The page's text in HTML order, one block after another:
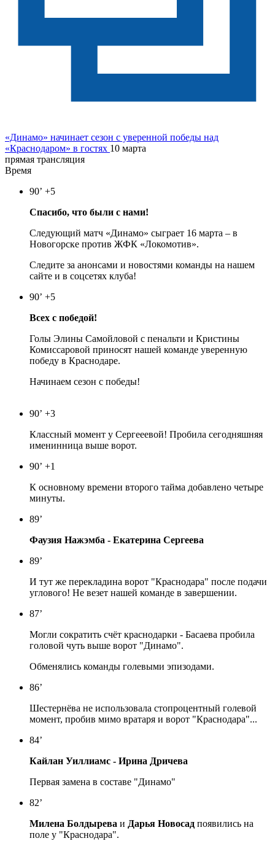
«Динамо» начинает сезон с уверенной победы над
«Краснодаром» в гостях 10 марта
прямая трансляция
Время
90’ +5
Спасибо, что были с нами!
Следующий матч «Динамо» сыграет 16 марта – в
Новогорске против ЖФК «Локомотив».
Следите за анонсами и новостями команды на нашем
сайте и в соцсетях клуба!
90’ +5
Всех с победой!
Голы Элины Самойловой с пенальти и Кристины
Комиссаровой приносят нашей команде уверенную
победу в Краснодаре.
Начинаем сезон с победы!
90’ +3
Классный момент у Сергееевой! Пробила сегодняшняя
именинница выше ворот.
90’ +1
К основному времени второго тайма добавлено четыре
минуты.
89’
Фаузия Нажэмба - Екатерина Сергеева
89’
И тут же перекладина ворот "Краснодара" после подачи
углового! Не везет нашей команде в завершении.
87’
Могли сократить счёт краснодарки - Басаева пробила
головой чуть выше ворот "Динамо".
Обменялись команды голевыми эпизодами.
86’
Шестернёва не использовала стопроцентный голевой
момент, пробив мимо вратаря и ворот "Краснодара"...
84’
Кайлан Уиллиамс - Ирина Дричева
Первая замена в составе "Динамо"
82’
Милена Болдырева и Дарья Новосад появились на
поле у "Краснодара".